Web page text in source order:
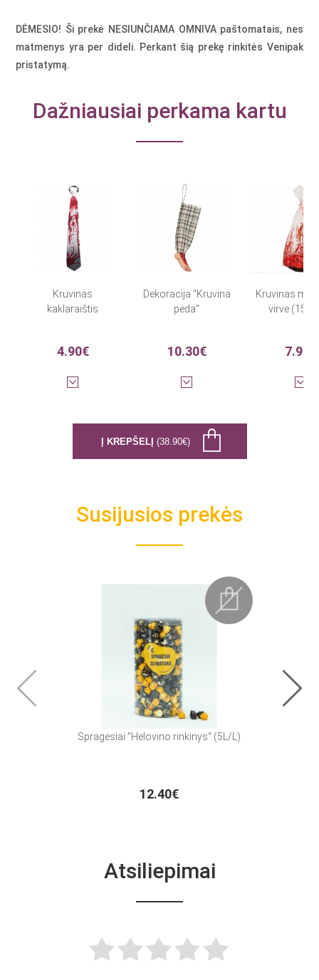
DĖMESIO! Ši prekė NESIUNČIAMA OMNIVA paštomatais, nes
matmenys yra per dideli. Perkant šią prekę rinkitės Venipak
pristatymą.
Dažniausiai perkama kartu
Kruvinas
kaklaraištis
4.90€
Dekoracija "Kruvina
pėda"
10.30€
Kruvinas
virve (150
7.90€
Į KREPŠELĮ (38.90€)
Susijusios prekės
Spragėsiai "Helovino rinkinys" (5L/L)
12.40€
Atsiliepimai